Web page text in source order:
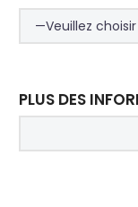
PLUS DES